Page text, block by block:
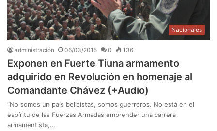
Nacionales
administración 06/03/2015 0 136
Exponen en Fuerte Tiuna armamento
adquirido en Revolución en homenaje al
Comandante Chávez (+Audio)
“No somos un país belicistas, somos guerreros. No está en el
espíritu de las Fuerzas Armadas emprender una carrera
armamentista,…